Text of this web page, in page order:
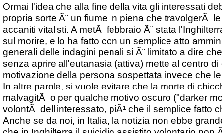
Ormai l'idea che alla fine della vita gli interessati
propria sorte Ã¨ un fiume in piena che travolgerÃ
accaniti vitalisti. A metÃ febbraio Ã¨ stata
sul morire, e lo ha fatto con un semplice atto
generali delle indagini penali si Ã¨ limitato a dire
senza aprire all'eutanasia (attiva) mette al centro
motivazione della persona sospettata invece che
In altre parole, si vuole evitare che la morte di
malvagitÃ o per qualche motivo oscuro ("darker
volontÃ dell'interessato, piÃ¹ che il semplice fatto
Anche se da noi, in Italia, la notizia non ebbe